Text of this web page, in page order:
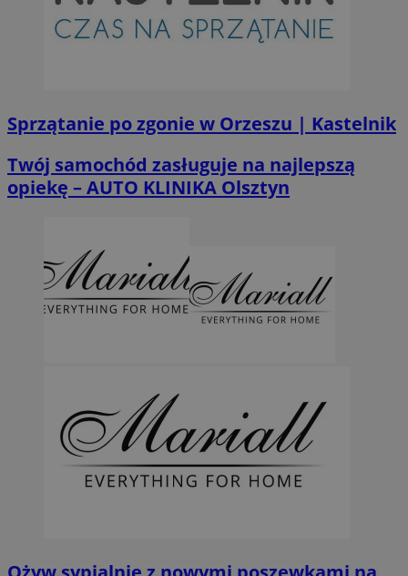
Sprzątanie po zgonie w Orzeszu | Kastelnik
Twój samochód zasługuje na najlepszą
opiekę – AUTO KLINIKA Olsztyn